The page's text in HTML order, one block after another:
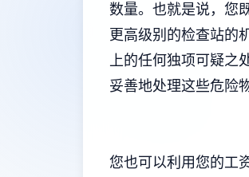
数量。也就是说，您
更高级别的检查站的
上的任何独项可疑
妥善地处理这些危险
您也可以利用您的工